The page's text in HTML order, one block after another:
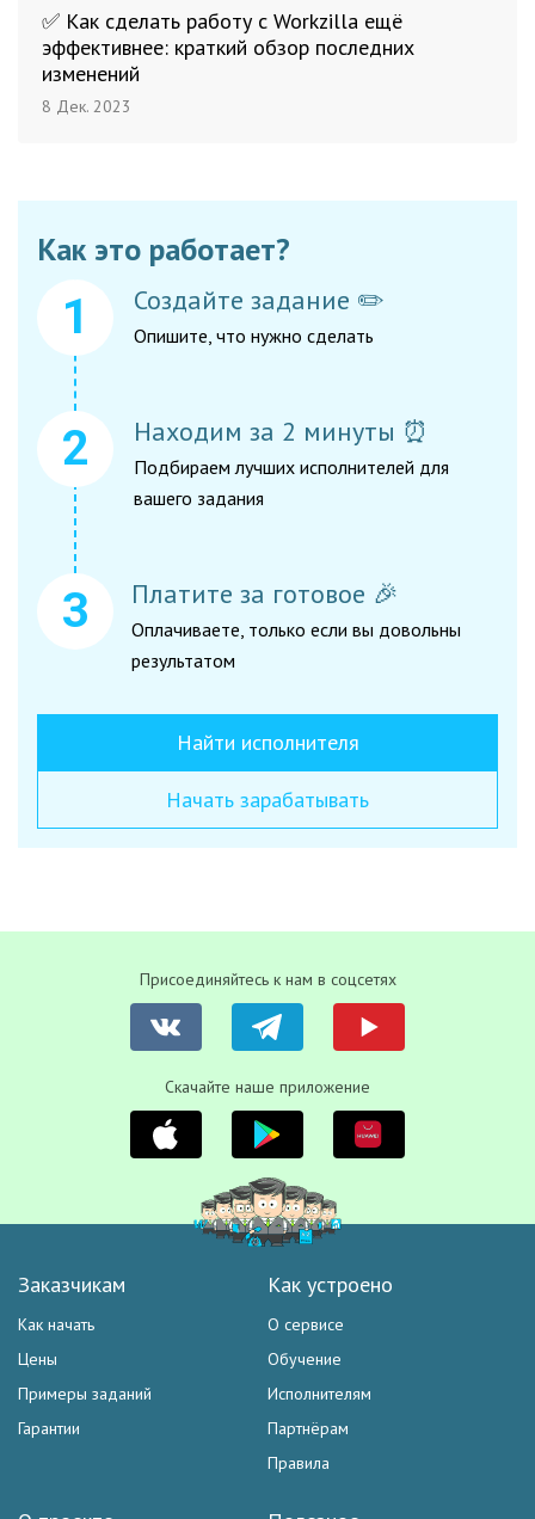
✅ Как сделать работу с Workzilla ещё
эффективнее: краткий обзор последних
изменений
8 Дек. 2023
Как это работает?
Создайте задание ✏️
Опишите, что нужно сделать
Находим за 2 минуты ⏰
Подбираем лучших исполнителей для
вашего задания
Платите за готовое 🎉
Оплачиваете, только если вы довольны
результатом
Найти исполнителя
Начать зарабатывать
Присоединяйтесь к нам в соцсетях
Скачайте наше приложение
Заказчикам
Как начать
Цены
Примеры заданий
Гарантии
Как устроено
О сервисе
Обучение
Исполнителям
Партнёрам
Правила